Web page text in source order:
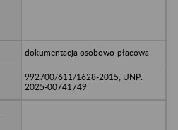
dokumentacja osobowo-płacowa
992700/611/1628-2015; UNP:
2025-00741749